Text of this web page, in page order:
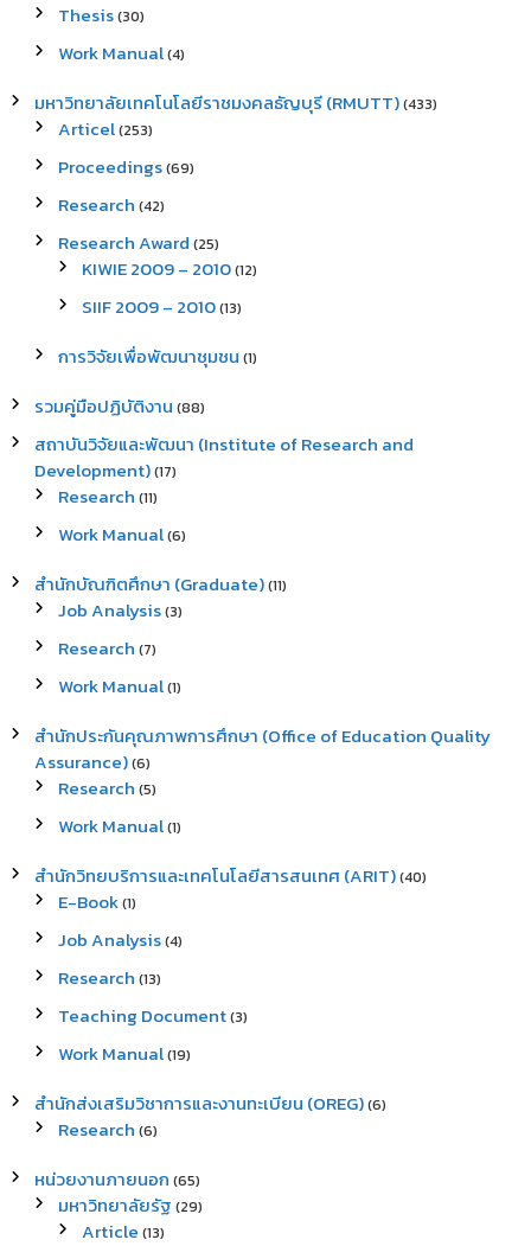
Thesis(30)
Work Manual(4)
มหาวิทยาลัยเทคโนโลยีราชมงคลธัญบุรี (RMUTT)(433)
Articel(253)
Proceedings(69)
Research (42)
Research Award (25)
KIWIE 2009 – 2010(12)
SIIF 2009 – 2010(13)
การวิจัยเพื่อพัฒนาชุมชน (1)
รวมคู่มือปฏิบัติงาน (88)
สถาบันวิจัยและพัฒนา (Institute of Research and
Development)(17)
Research (11)
Work Manual(6)
สำนักบัณฑิตศึกษา (Graduate)(11)
Job Analysis(3)
Research (7)
Work Manual(1)
สำนักประกันคุณภาพการศึกษา (Office of Education Quality
Assurance)(6)
Research (5)
Work Manual(1)
สำนักวิทยบริการและเทคโนโลยีสารสนเทศ (ARIT)(40)
E-Book(1)
Job Analysis(4)
Research (13)
Teaching Document(3)
Work Manual(19)
สำนักส่งเสริมวิชาการและงานทะเบียน (OREG)(6)
Research (6)
หน่วยงานภายนอก (65)
มหาวิทยาลัยรัฐ (29)
Article (13)